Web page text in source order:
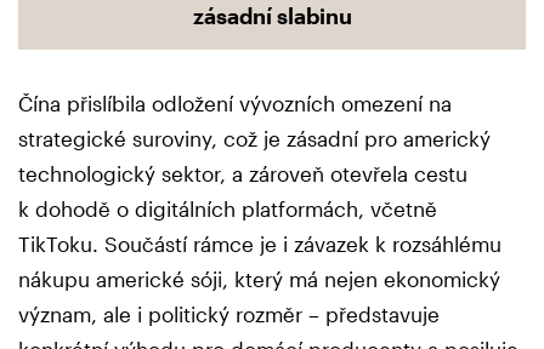
zásadní slabinu
Čína přislíbila odložení vývozních omezení na
strategické suroviny, což je zásadní pro americký
technologický sektor, a zároveň otevřela cestu
k dohodě o digitálních platformách, včetně
TikToku. Součástí rámce je i závazek k rozsáhlému
nákupu americké sóji, který má nejen ekonomický
význam, ale i politický rozměr – představuje